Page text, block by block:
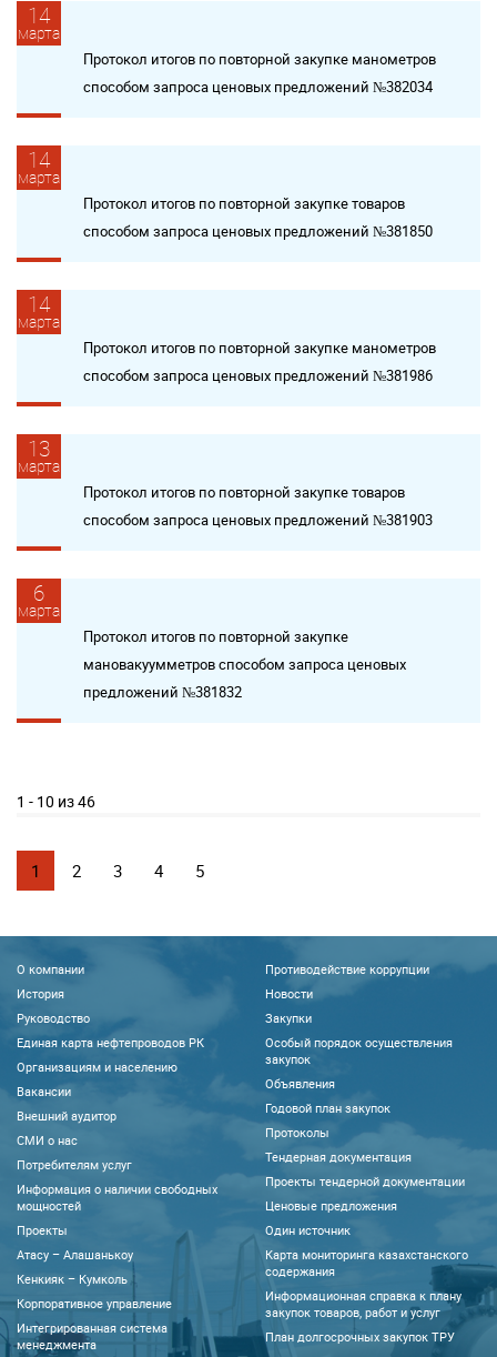
14
марта
Протокол итогов по повторной закупке манометров
способом запроса ценовых предложений №382034
14
марта
Протокол итогов по повторной закупке товаров
способом запроса ценовых предложений №381850
14
марта
Протокол итогов по повторной закупке манометров
способом запроса ценовых предложений №381986
13
марта
Протокол итогов по повторной закупке товаров
способом запроса ценовых предложений №381903
6
марта
Протокол итогов по повторной закупке
мановакуумметров способом запроса ценовых
предложений №381832
1 - 10 из 46
1 2 3 4 5
О компании
История
Руководство
Единая карта нефтепроводов РК
Организациям и населению
Вакансии
Внешний аудитор
CМИ о нас
Потребителям услуг
Информация о наличии свободных
мощностей
Проекты
Атасу – Алашанькоу
Кенкияк – Кумколь
Корпоративное управление
Интегрированная система
менеджмента
Противодействие коррупции
Новости
Закупки
Особый порядок осуществления
закупок
Объявления
Годовой план закупок
Протоколы
Тендерная документация
Проекты тендерной документации
Ценовые предложения
Один источник
Карта мониторинга казахстанского
содержания
Информационная справка к плану
закупок товаров, работ и услуг
План долгосрочных закупок ТРУ